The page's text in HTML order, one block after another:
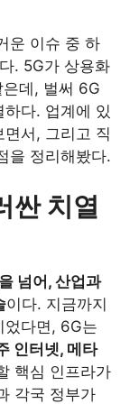
운 이슈 중 하
. 5G가 상용화
데, 벌써 6G
다. 업계에 있
서, 그리고 직
을 정리해봤다.
싼 치열
넘어, 산업과
이다. 지금까지
었다면, 6G는
인터넷, 메타
핵심 인프라가
각국 정부가